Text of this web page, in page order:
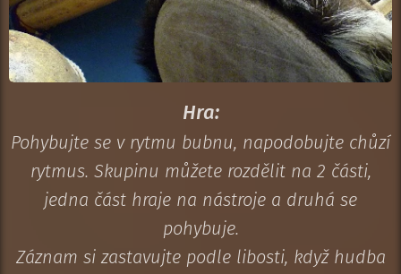
Hra:
Pohybujte se v rytmu bubnu, napodobujte chůzí
rytmus. Skupinu můžete rozdělit na 2 části,
jedna část hraje na nástroje a druhá se
pohybuje.
Záznam si zastavujte podle libosti, když hudba